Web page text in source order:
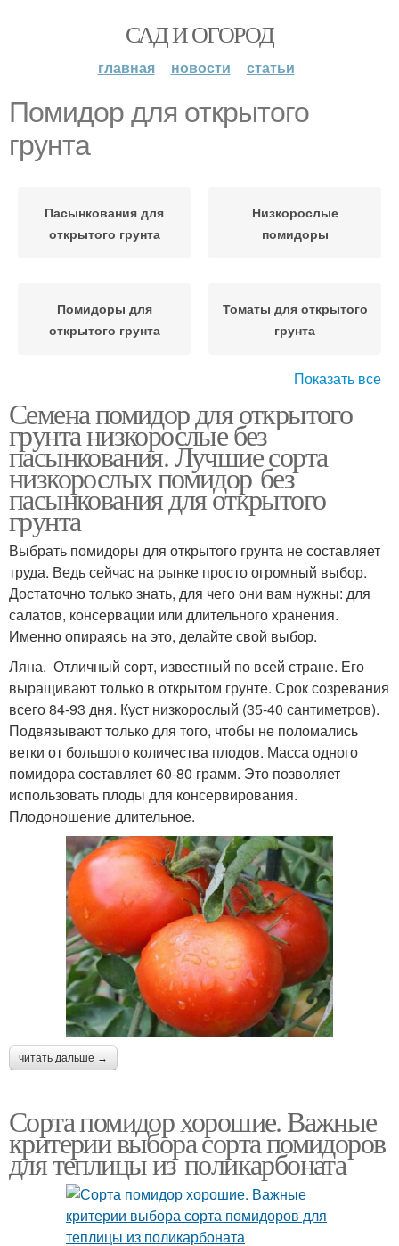
САД И ОГОРОД
главная новости статьи
Помидор для открытого
грунта
Пасынкования для
открытого грунта
Низкорослые
помидоры
Помидоры для
открытого грунта
Томаты для открытого
грунта
грунта
Помидор для теплиц
Показать все
Семена помидор для открытого
грунта низкорослые без
пасынкования. Лучшие сорта
низкорослых помидор без
пасынкования для открытого
грунта
Выбрать помидоры для открытого грунта не составляет
труда. Ведь сейчас на рынке просто огромный выбор.
Достаточно только знать, для чего они вам нужны: для
салатов, консервации или длительного хранения.
Именно опираясь на это, делайте свой выбор.
Ляна. Отличный сорт, известный по всей стране. Его
выращивают только в открытом грунте. Срок созревания
всего 84-93 дня. Куст низкорослый (35-40 сантиметров).
Подвязывают только для того, чтобы не поломались
ветки от большого количества плодов. Масса одного
помидора составляет 60-80 грамм. Это позволяет
использовать плоды для консервирования.
Плодоношение длительное.
читать дальше →
Сорта помидор хорошие. Важные
критерии выбора сорта помидоров
для теплицы из поликарбоната